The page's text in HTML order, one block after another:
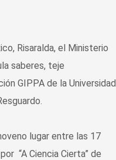
Risaralda, el Ministerio
saberes, teje
GIPPA de la Universidad
lugar entre las 17
“A Ciencia Cierta” de